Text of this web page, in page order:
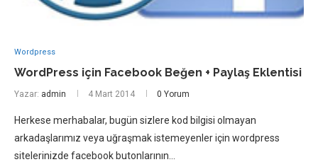
Wordpress
WordPress için Facebook Beğen + Paylaş Eklentisi
Yazar: admin 4 Mart 2014 0 Yorum
Herkese merhabalar, bugün sizlere kod bilgisi olmayan
arkadaşlarımız veya uğraşmak istemeyenler için wordpress
sitelerinizde facebook butonlarının…